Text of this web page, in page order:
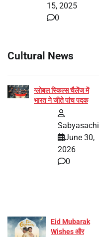
15, 2025
0
Cultural News
ग्लोबल स्किल्स चैलेंज में
भारत ने जीते पांच पदक
Sabyasachi
June 30,
2026
0
Eid Mubarak
Wishes और